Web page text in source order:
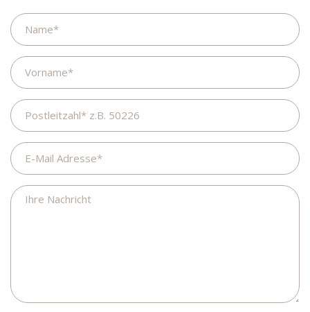
Name
Vorname
Postleitzahl
E-
Mail
Adresse
Ihre
Nachricht